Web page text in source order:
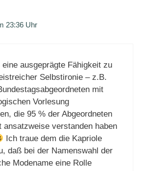
23:36 Uhr
eine ausgeprägte Fähigkeit zu
Selbstironie – z.B.
mit
Vorlesung
die 95 % der Abgeordneten
ansatzweise verstanden haben
Ich traue dem die Kapriole
daß bei der Namenswahl der
Modename eine Rolle